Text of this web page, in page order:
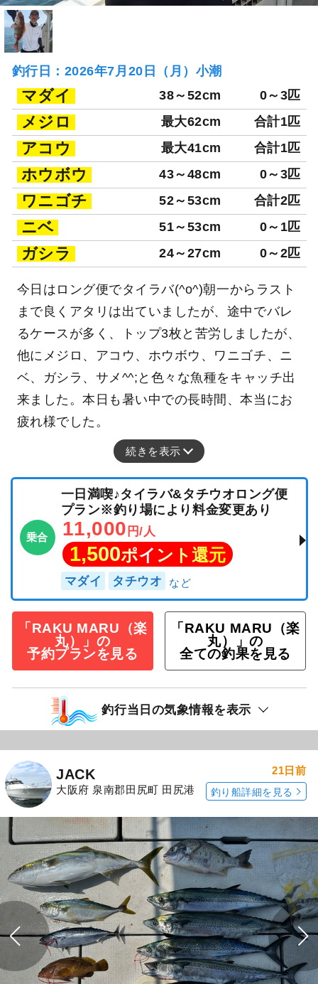
釣行日：2026年7月20日（月）小潮
マダイ 38～52cm 0～3匹
メジロ 最大62cm 合計1匹
アコウ 最大41cm 合計1匹
ホウボウ 43～48cm 0～3匹
ワニゴチ 52～53cm 合計2匹
ニベ 51～53cm 0～1匹
ガシラ 24～27cm 0～2匹
今日はロング便でタイラバ(^o^)朝一からラスト
まで良くアタリは出ていましたが、途中でバレ
るケースが多く、トップ3枚と苦労しましたが、
他にメジロ、アコウ、ホウボウ、ワニゴチ、ニ
ベ、ガシラ、サメ^^;と色々な魚種をキャッチ出
来ました。本日も暑い中での長時間、本当にお
疲れ様でした。
続きを表示
乗合
一日満喫♪タイラバ&タチウオロング便
プラン※釣り場により料金変更あり
11,000 円/人
1,500ポイント還元
マダイ タチウオ
「RAKU MARU（楽
丸）」の
予約プランを見る
「RAKU MARU（楽
丸）」の
全ての釣果を見る
釣行当日の気象情報を表示
JACK
大阪府 泉南郡田尻町 田尻港
21日前
釣り船詳細を見る